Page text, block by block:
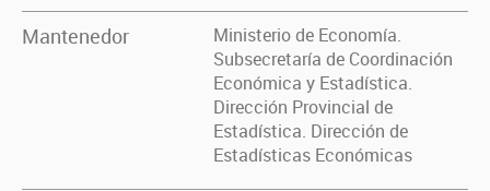
Mantenedor
Ministerio de Economía.
Subsecretaría de Coordinación
Económica y Estadística.
Dirección Provincial de
Estadística. Dirección de
Estadísticas Económicas